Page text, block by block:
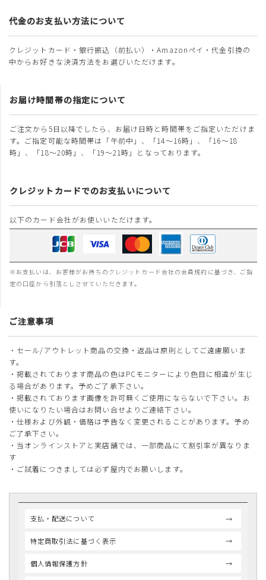
代金のお支払い方法について
クレジットカード・銀行振込（前払い）・Amazonペイ・代金引換の
中からお好きな決済方法をお選びいただけます。
お届け時間帯の指定について
ご注文から5日以降でしたら、お届け日時と時間帯をご指定いただけま
す。ご指定可能な時間帯は「午前中」、「14～16時」、「16～18
時」、「18～20時」、「19～21時」となっております。
クレジットカードでのお支払いについて
以下のカード会社がお使いいただけます。
※お支払いは、お客様がお持ちのクレジットカード会社の会員規約に基づき、ご指
定の口座から引落としさせていただきます。
ご注意事項
・セール/アウトレット商品の交換・返品は原則としてご遠慮願いま
す。
・掲載されております商品の色はPCモニターにより色目に相違が生じ
る場合があります。予めご了承下さい。
・掲載されております画像を許可無くご使用にならないで下さい。お
使いになりたい場合はお問い合せよりご連絡下さい。
・仕様および外観・価格は予告なく変更されることがあります。予め
ご了承下さい。
・当オンラインストアと実店舗では、一部商品にて割引率が異なりま
す
・ご試着につきましては必ず屋内でお願いします。
支払・配送について
特定商取引法に基づく表示
個人情報保護方針